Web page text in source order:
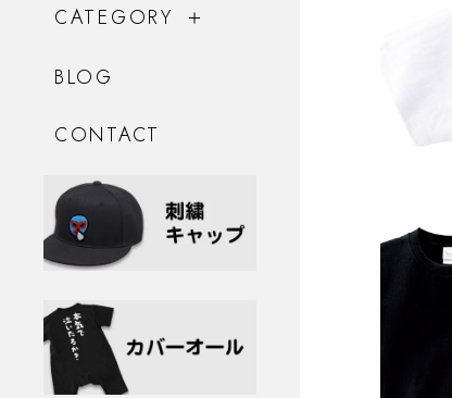
CATEGORY
BLOG
CONTACT